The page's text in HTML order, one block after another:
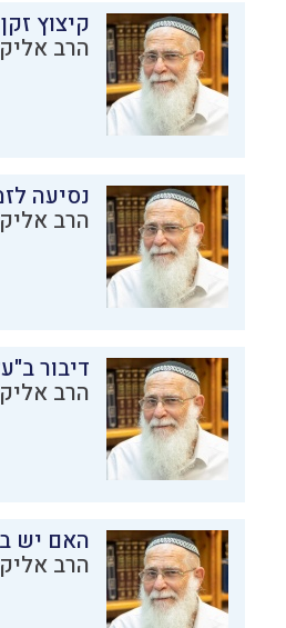
קיצוץ
הרב
נסיעה
הרב
דיבור
הרב
האם יש
הרב